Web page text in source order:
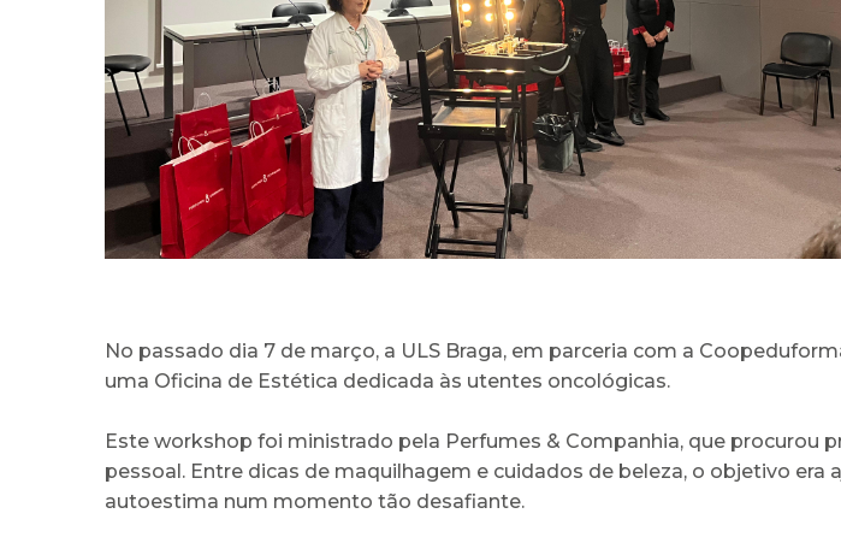
No passado dia 7 de março, a ULS Braga, em parceria com a
uma Oficina de Estética dedicada às utentes oncológicas.
Este workshop foi ministrado pela Perfumes & Companhia, que
pessoal. Entre dicas de maquilhagem e cuidados de beleza, o objetivo
autoestima num momento tão desafiante.